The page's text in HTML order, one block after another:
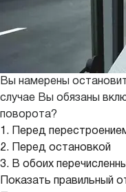
Вы намерены
случае Вы обязаны
поворота?
1. Перед
2. Перед остановкой
3. В обоих
Показать правильный